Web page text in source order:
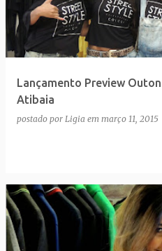
a
g
Lançamento Preview
Atibaia
postado por Ligia em março 11, 2015